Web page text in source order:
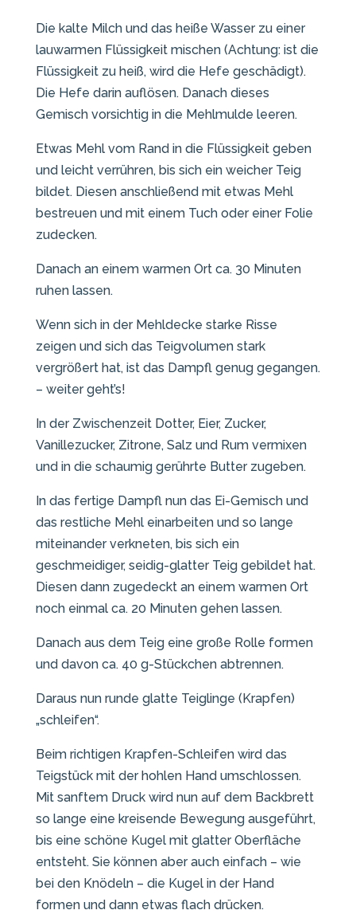
Die kalte Milch und das heiße Wasser zu einer
lauwarmen Flüssigkeit mischen (Achtung: ist die
Flüssigkeit zu heiß, wird die Hefe geschädigt).
Die Hefe darin auflösen. Danach dieses
Gemisch vorsichtig in die Mehlmulde leeren.
Etwas Mehl vom Rand in die Flüssigkeit geben
und leicht verrühren, bis sich ein weicher Teig
bildet. Diesen anschließend mit etwas Mehl
bestreuen und mit einem Tuch oder einer Folie
zudecken.
Danach an einem warmen Ort ca. 30 Minuten
ruhen lassen.
Wenn sich in der Mehldecke starke Risse
zeigen und sich das Teigvolumen stark
vergrößert hat, ist das Dampfl genug gegangen.
– weiter geht’s!
In der Zwischenzeit Dotter, Eier, Zucker,
Vanillezucker, Zitrone, Salz und Rum vermixen
und in die schaumig gerührte Butter zugeben.
In das fertige Dampfl nun das Ei-Gemisch und
das restliche Mehl einarbeiten und so lange
miteinander verkneten, bis sich ein
geschmeidiger, seidig-glatter Teig gebildet hat.
Diesen dann zugedeckt an einem warmen Ort
noch einmal ca. 20 Minuten gehen lassen.
Danach aus dem Teig eine große Rolle formen
und davon ca. 40 g-Stückchen abtrennen.
Daraus nun runde glatte Teiglinge (Krapfen)
„schleifen“.
Beim richtigen Krapfen-Schleifen wird das
Teigstück mit der hohlen Hand umschlossen.
Mit sanftem Druck wird nun auf dem Backbrett
so lange eine kreisende Bewegung ausgeführt,
bis eine schöne Kugel mit glatter Oberfläche
entsteht. Sie können aber auch einfach – wie
bei den Knödeln – die Kugel in der Hand
formen und dann etwas flach drücken.